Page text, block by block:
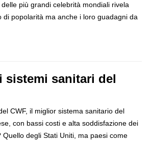
più grandi celebrità mondiali rivela
di popolarità ma anche i loro guadagni da
sistemi sanitari del
CWF, il miglior sistema sanitario del
con bassi costi e alta soddisfazione dei
Quello degli Stati Uniti, ma paesi come